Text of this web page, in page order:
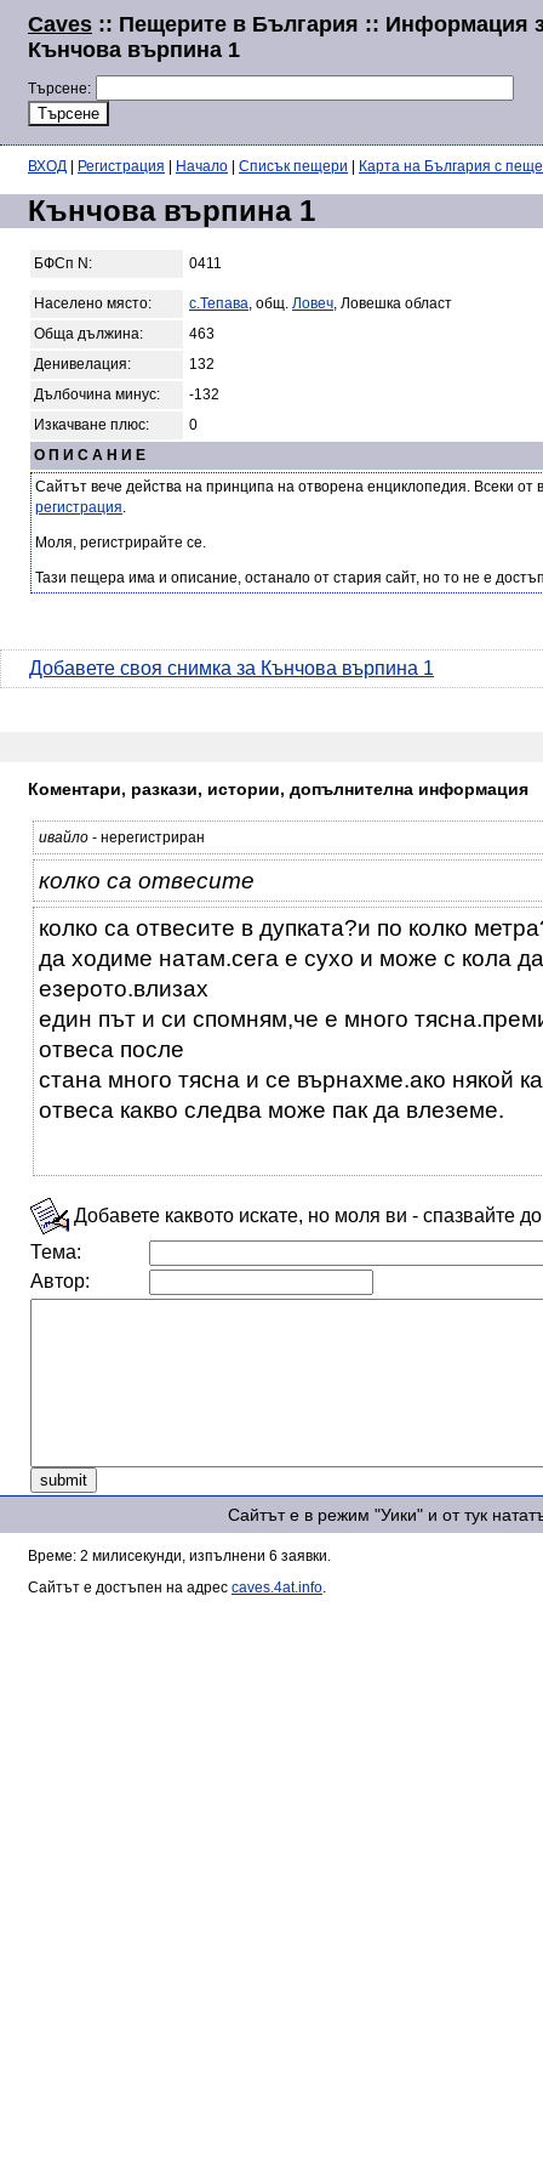
Caves :: Пещерите в България :: Информация
Кънчова върпина 1
Търсене:
ВХОД Регистрация Начало Списък пещери Карта на България с
Кънчова върпина 1
БФСп N: 0411
Населено място: с.Тепава, общ. Ловеч, Ловешка област
Обща дължина:
463
Денивелация:
132
Дълбочина минус:
-132
Изкачване плюс:
0
О П И С А Н И Е
Сайтът вече действа на принципа на отворена енциклопедия. Всеки
регистрация.
Моля, регистрирайте се.
Тази пещера има и описание, останало от стария сайт, но то не е
Добавете своя снимка за Кънчова върпина 1
Коментари, разкази, истории, допълнителна информация
ивайло - нерегистриран
колко са отвесите
колко са отвесите в дупката?и по колко
да ходиме натам.сега е сухо и може с кола
езерото.влизах
един път и си спомням,че е много
отвеса после
стана много тясна и се върнахме.ако някой
отвеса какво следва може пак да влеземе.
Добавете каквото искате, но моля ви - спазвайте
Тема:
Автор:
Сайтът е в режим "Уики" и от тук
Време: 2 милисекунди, изпълнени 6 заявки.
Сайтът е достъпен на адрес caves.4at.info.